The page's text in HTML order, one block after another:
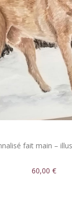
fait main –
60,00 €